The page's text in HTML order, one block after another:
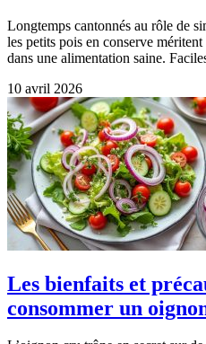
Longtemps cantonnés au rôle de
les petits pois en conserve
dans une alimentation saine.
10 avril 2026
Les bienfaits et
consommer un